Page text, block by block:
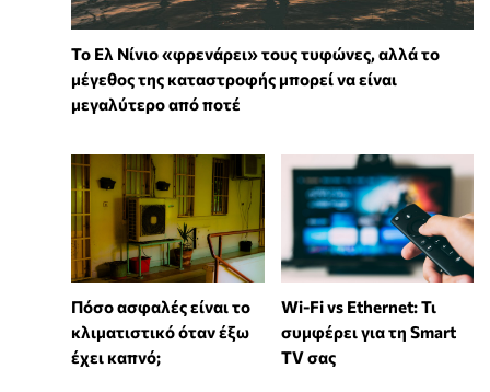
Το Ελ Νίνιο «φρενάρει» τους τυφώνες, αλλά το
μέγεθος της καταστροφής μπορεί να είναι
μεγαλύτερο από ποτέ
Πόσο ασφαλές είναι το
κλιματιστικό όταν έξω
έχει καπνό;
Wi-Fi vs Ethernet: Τι
συμφέρει για τη Smart
TV σας